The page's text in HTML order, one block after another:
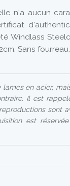
n'a aucun
Windlass
Sans fourreau.
en acier,
Il est
sont
est